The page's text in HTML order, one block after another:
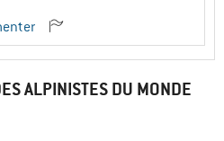
ALPINISTES DU MONDE